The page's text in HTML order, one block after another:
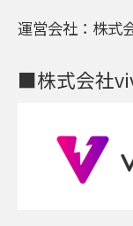
運営会社：株式
■株式会社